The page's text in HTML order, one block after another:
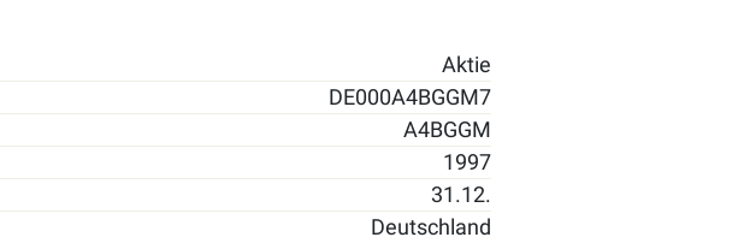
Aktie
DE000A4BGGM7
A4BGGM
1997
31.12.
Deutschland